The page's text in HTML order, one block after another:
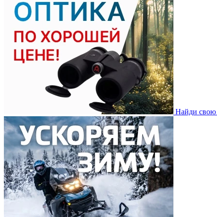
Найди свою